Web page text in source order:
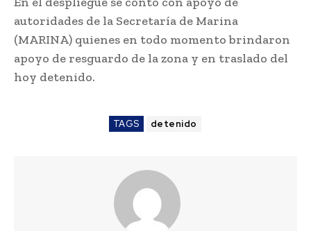
autoridades de la Secretaría de Marina
(MARINA) quienes en todo momento brindaron
apoyo de resguardo de la zona y en traslado del
hoy detenido.
TAGS detenido